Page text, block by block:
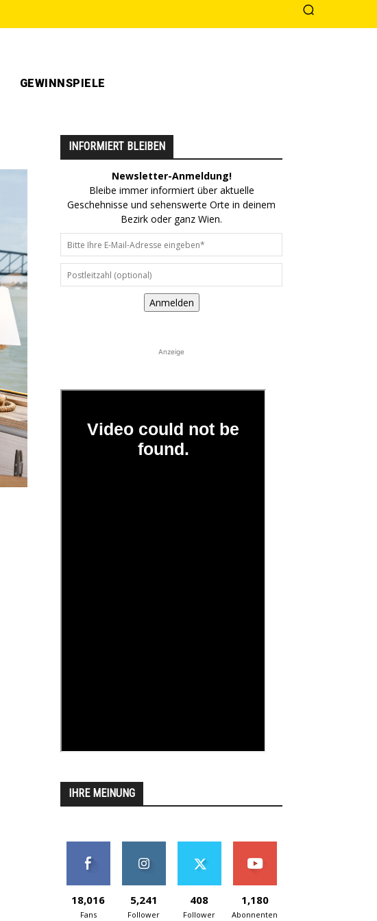
GEWINNSPIELE
INFORMIERT BLEIBEN
Newsletter-Anmeldung!
Bleibe immer informiert über aktuelle
Geschehnisse und sehenswerte Orte in deinem
Bezirk oder ganz Wien.
Anmelden
Anzeige
IHRE MEINUNG
18,016
Fans
5,241
Follower
408
Follower
1,180
Abonnenten